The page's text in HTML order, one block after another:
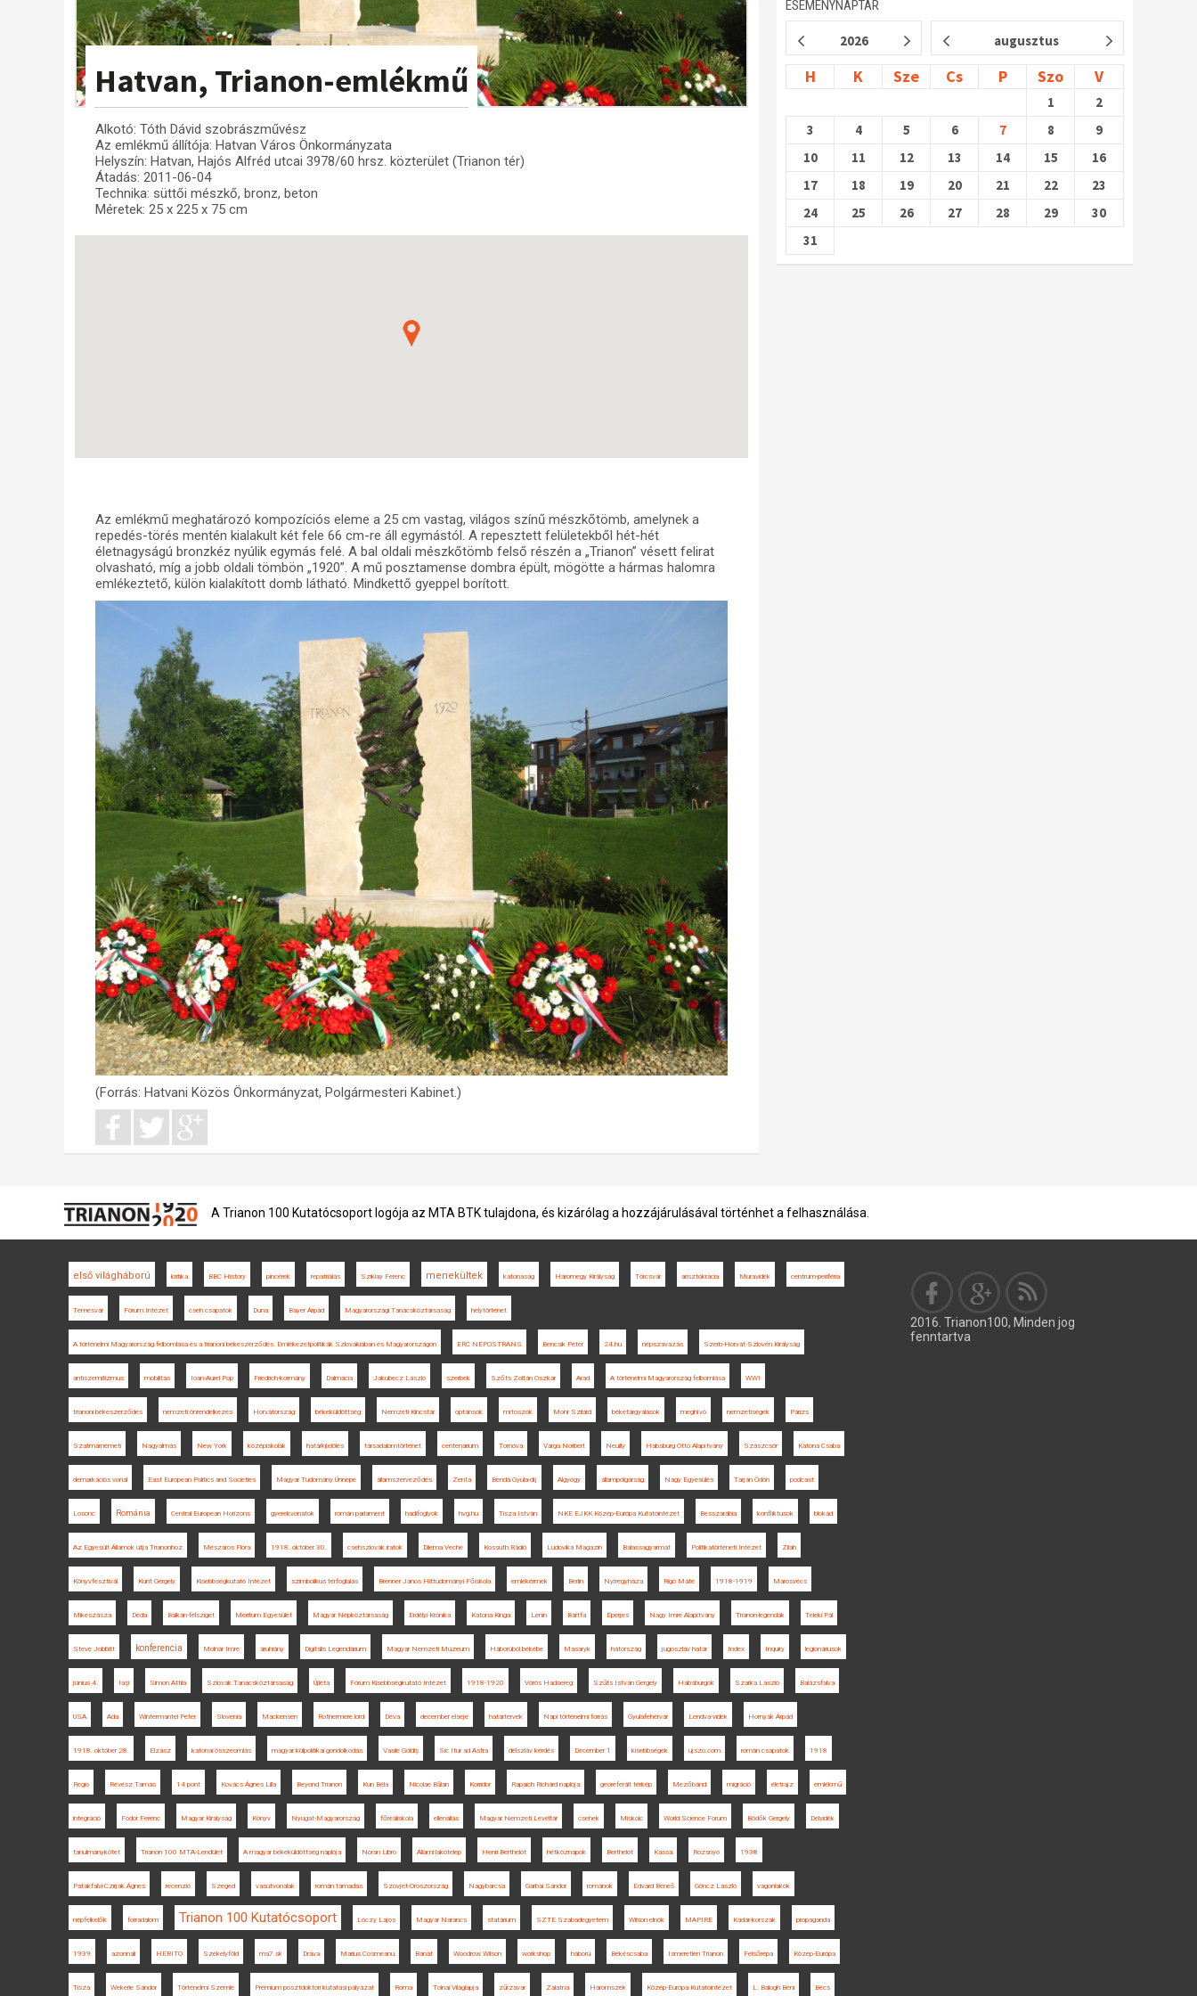
Hatvan, Trianon-emlékmű
Alkotó: Tóth Dávid szobrászművész
Az emlékmű állítója: Hatvan Város Önkormányzata
Helyszín: Hatvan, Hajós Alfréd utcai 3978/60 hrsz. közterület (Trianon tér)
Átadás: 2011-06-04
Technika: süttői mészkő, bronz, beton
Méretek: 25 x 225 x 75 cm
Az emlékmű meghatározó kompozíciós eleme a 25 cm vastag, világos színű mészkőtömb, amelynek a
repedés-törés mentén kialakult két fele 66 cm-re áll egymástól. A repesztett felületekből hét-hét
életnagyságú bronzkéz nyúlik egymás felé. A bal oldali mészkőtömb felső részén a „Trianon” vésett felirat
olvasható, míg a jobb oldali tömbön „1920”. A mű posztamense dombra épült, mögötte a hármas halomra
emlékeztető, külön kialakított domb látható. Mindkettő gyeppel borított.
(Forrás: Hatvani Közös Önkormányzat, Polgármesteri Kabinet.)
ESEMÉNYNAPTÁR
2026 augusztus
H K Sze Cs P Szo V
1
2
3
4 5 6 7 8
9
10
11 12 13 14 15
16
17
18 19 20 21 22
23
24
25 26 27 28 29
30
31
A Trianon 100 Kutatócsoport logója az MTA BTK tulajdona, és kizárólag a hozzájárulásával történhet a felhasználása.
első világháború kritika BBC History pincérek repatriálás Sziklay Ferenc menekültek katonaság Háromegy Királyság Törcsvár arisztokrácia Muravidék centrum-periféria
Temesvár Fórum Intézet cseh csapatok Duna Bayer Árpád Magyarországi Tanácsköztársaság helytörténet
A történelmi Magyarország felbomlása és a trianoni békeszerződés. Emlékezetpolitikák Szlovákiában és Magyarországon ERC NEPOSTRANS Bencsik Péter 24.hu népszavazás Szerb-Horvát-Szlovén Királyság
antiszemitizmus mobilitás Ioan-Aurel Pop Friedrich-kormány Dalmácia Jakubecz László szerbek Szőts Zoltán Oszkár Arad A történelmi Magyarország felbomlása WWI
trianoni békeszerződés nemzeti önrendelkezés Horvátország békeküldöttség Nemzeti Kincstár optánsok mítoszok Mohr Szilárd béketárgyalások meghívó nemzetiségek Párizs
Szatmárnémeti Nagyalmás New York középiskolák határkijelölés társadalomtörténet centenárium Tornova Varga Norbert Neuilly Habsburg Ottó Alapítvány Szászcsór Katona Csaba
demarkációs vonal East European Politics and Societies Magyar Tudomány Ünnepe államszerveződés Zenta Benda Gyula-díj Algyógy állampolgárság Nagy Egyesülés Tarján Ödön podcast
Losonc Románia Central European Horizons gyerekvonatok román parlament hadifoglyok hvg.hu Tisza István NKE EJKK Közép-Európa Kutatóintézet Besszarábia konfliktusok blokád
Az Egyesült Államok útja Trianonhoz Mészáros Flóra 1918. október 30. csehszlovák iratok Dilema Veche Kossuth Rádió Ludovika Magazin Balassagyarmat Politikatörténeti Intézet Zilah
Könyvfesztivál Kunt Gergely Kisebbségkutató Intézet szimbolikus térfoglalás Brenner János Hittudományi Főiskola emlékérmék Berlin Nyíregyháza Rigó Máté 1918-1919 Marosvécs
Mikeszásza Déda Balkán-félsziget Meritum Egyesület Magyar Népköztársaság Erdélyi Krónika Katona Kinga Lenin Bártfa Eperjes Nagy Imre Alapítvány Trianon-legendák Teleki Pál
Steve Jobbitt konferencia Molnár Imre áruhiány Digitális Legendárium Magyar Nemzeti Múzeum Háborúból békébe Masaryk hátország jugoszláv határ Index Inquiry legionáriusok
június 4. Iaşi Simon Attila Szlovák Tanácsköztársaság Újléta Fórum Kisebbségkutató Intézet 1918-1920 Vörös Hadsereg Szűts István Gergely Habsburgok Szarka László Balázsfalva
USA Ada Wintermantel Péter Slovenia Mackensen Rothermere lord Déva december elseje határtervek Napi történelmi forrás Gyulafehérvár Lendva-vidék Hornyák Árpád
1918. október 28. Elzász katonai összeomlás magyar külpolitikai gondolkodás Vasile Goldiș Sic Itur ad Astra délszláv kérdés December 1 kisebbségek ujszo.com román csapatok 1918
Regio Révész Tamás 14 pont Kovács Ágnes Lilla Beyond Trianon Kun Béla Nicolae Bălan Korridor Rapaich Richárd naplója georeferált térkép Mezőbánd migráció életrajz emlékmű
integráció Fodor Ferenc Magyar Királyság Könyv Nyugat-Magyarország főreáliskola ellenállás Magyar Nemzeti Levéltár csehek Miskolc World Science Forum Bödők Gergely Délvidék
tanulmánykötet Trianon 100 MTA-Lendület A magyar békeküldöttség naplója Noran Libro Állami lakótelep Henri Berthelot hétköznapok Berthelot Kassa Rozsnyó 1938
Patakfalvi-Czirják Ágnes recenzió Szeged vasútvonalak román támadás Szovjet-Oroszország Nagybarcsa Garbai Sándor románok Edvard Beneš Göncz László vagonlakók
népfelkelők forradalom Trianon 100 Kutatócsoport Lóczy Lajos Magyar Narancs statárium SZTE Szabadegyetem Wilson elnök MAPIRE Kádár-korszak propaganda
1939 azonnali HERITO Székelyföld ma7.sk Dráva Marius Cosmeanu Bánát Woodrow Wilson workshop háború Békéscsaba Ismeretlen Trianon Felsőrépa Közép-Európa
Tisza Wekerle Sándor Történelmi Szemle Prémium posztdoktori kutatási pályázat Róma Tolnai Világlapja zűrzavar Zalatna Háromszék Közép-Európa Kutatóintézet L. Balogh Béni Bécs
2016. Trianon100, Minden jog
fenntartva